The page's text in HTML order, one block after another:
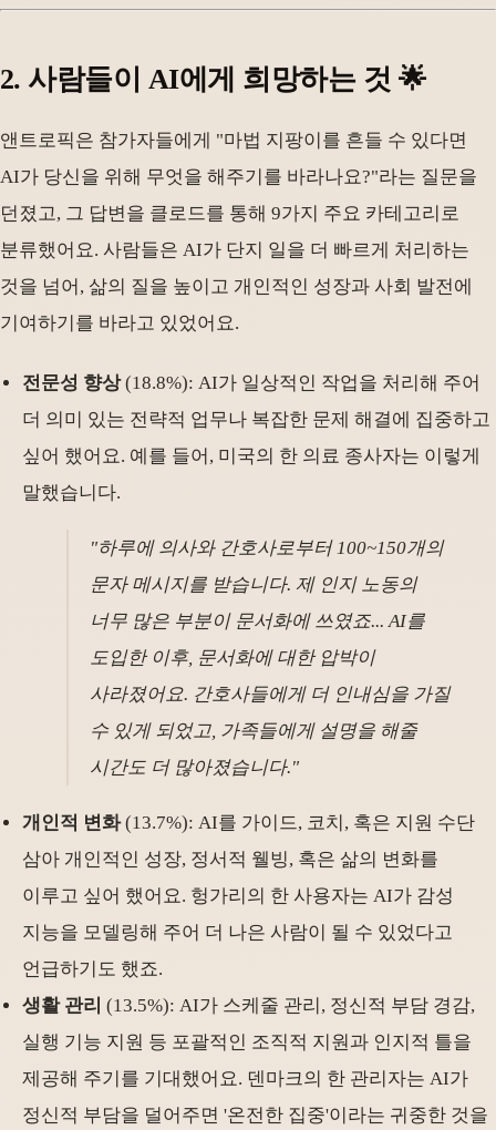
2. 사람들이 AI에게 희망하는 것 🌟
앤트로픽은 참가자들에게 "마법 지팡이를 흔들 수 있다면
AI가 당신을 위해 무엇을 해주기를 바라나요?"라는 질문을
던졌고, 그 답변을 클로드를 통해 9가지 주요 카테고리로
분류했어요. 사람들은 AI가 단지 일을 더 빠르게 처리하는
것을 넘어, 삶의 질을 높이고 개인적인 성장과 사회 발전에
기여하기를 바라고 있었어요.
전문성 향상(18.8%): AI가 일상적인 작업을 처리해 주어
더 의미 있는 전략적 업무나 복잡한 문제 해결에 집중하고
싶어 했어요. 예를 들어, 미국의 한 의료 종사자는 이렇게
말했습니다.
"하루에 의사와 간호사로부터 100~150개의
문자 메시지를 받습니다. 제 인지 노동의
너무 많은 부분이 문서화에 쓰였죠... AI를
도입한 이후, 문서화에 대한 압박이
사라졌어요. 간호사들에게 더 인내심을 가질
수 있게 되었고, 가족들에게 설명을 해줄
시간도 더 많아졌습니다."
개인적 변화(13.7%): AI를 가이드, 코치, 혹은 지원 수단
삼아 개인적인 성장, 정서적 웰빙, 혹은 삶의 변화를
이루고 싶어 했어요. 헝가리의 한 사용자는 AI가 감성
지능을 모델링해 주어 더 나은 사람이 될 수 있었다고
언급하기도 했죠.
생활 관리 (13.5%): AI가 스케줄 관리, 정신적 부담 경감,
실행 기능 지원 등 포괄적인 조직적 지원과 인지적 틀을
제공해 주기를 기대했어요. 덴마크의 한 관리자는 AI가
정신적 부담을 덜어주면 '온전한 집중'이라는 귀중한 것을